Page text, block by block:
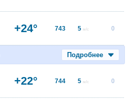
+24° 743 5 м/с 0
Подробнее
+22° 744 5 м/с 0